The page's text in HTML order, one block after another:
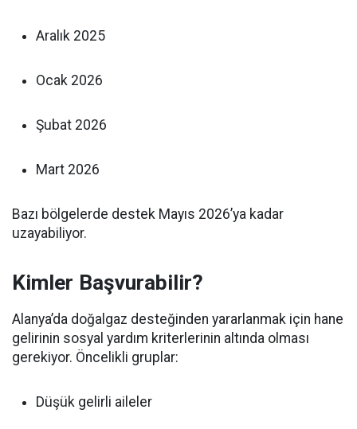
Aralık 2025
Ocak 2026
Şubat 2026
Mart 2026
Bazı bölgelerde destek Mayıs 2026’ya kadar
uzayabiliyor.
Kimler Başvurabilir?
Alanya’da doğalgaz desteğinden yararlanmak için hane
gelirinin sosyal yardım kriterlerinin altında olması
gerekiyor. Öncelikli gruplar:
Düşük gelirli aileler